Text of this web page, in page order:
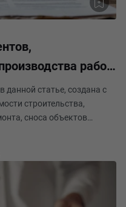
работ.
56
данной статье, создана с
строительства,
сноса объектов
истории